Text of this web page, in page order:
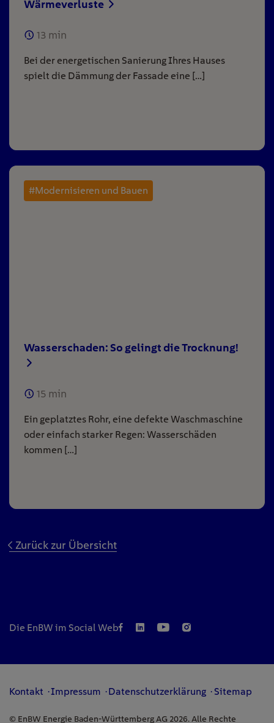
Wärmeverluste
13 min
Bei der energetischen Sanierung Ihres Hauses
spielt die Dämmung der Fassade eine […]
#Modernisieren und Bauen
Wasserschaden: So gelingt die Trocknung!
15 min
Ein geplatztes Rohr, eine defekte Waschmaschine
oder einfach starker Regen: Wasserschäden
kommen […]
Zurück zur Übersicht
Die EnBW im Social Web
Kontakt Impressum Datenschutzerklärung Sitemap
© EnBW Energie Baden-Württemberg AG 2026. Alle Rechte